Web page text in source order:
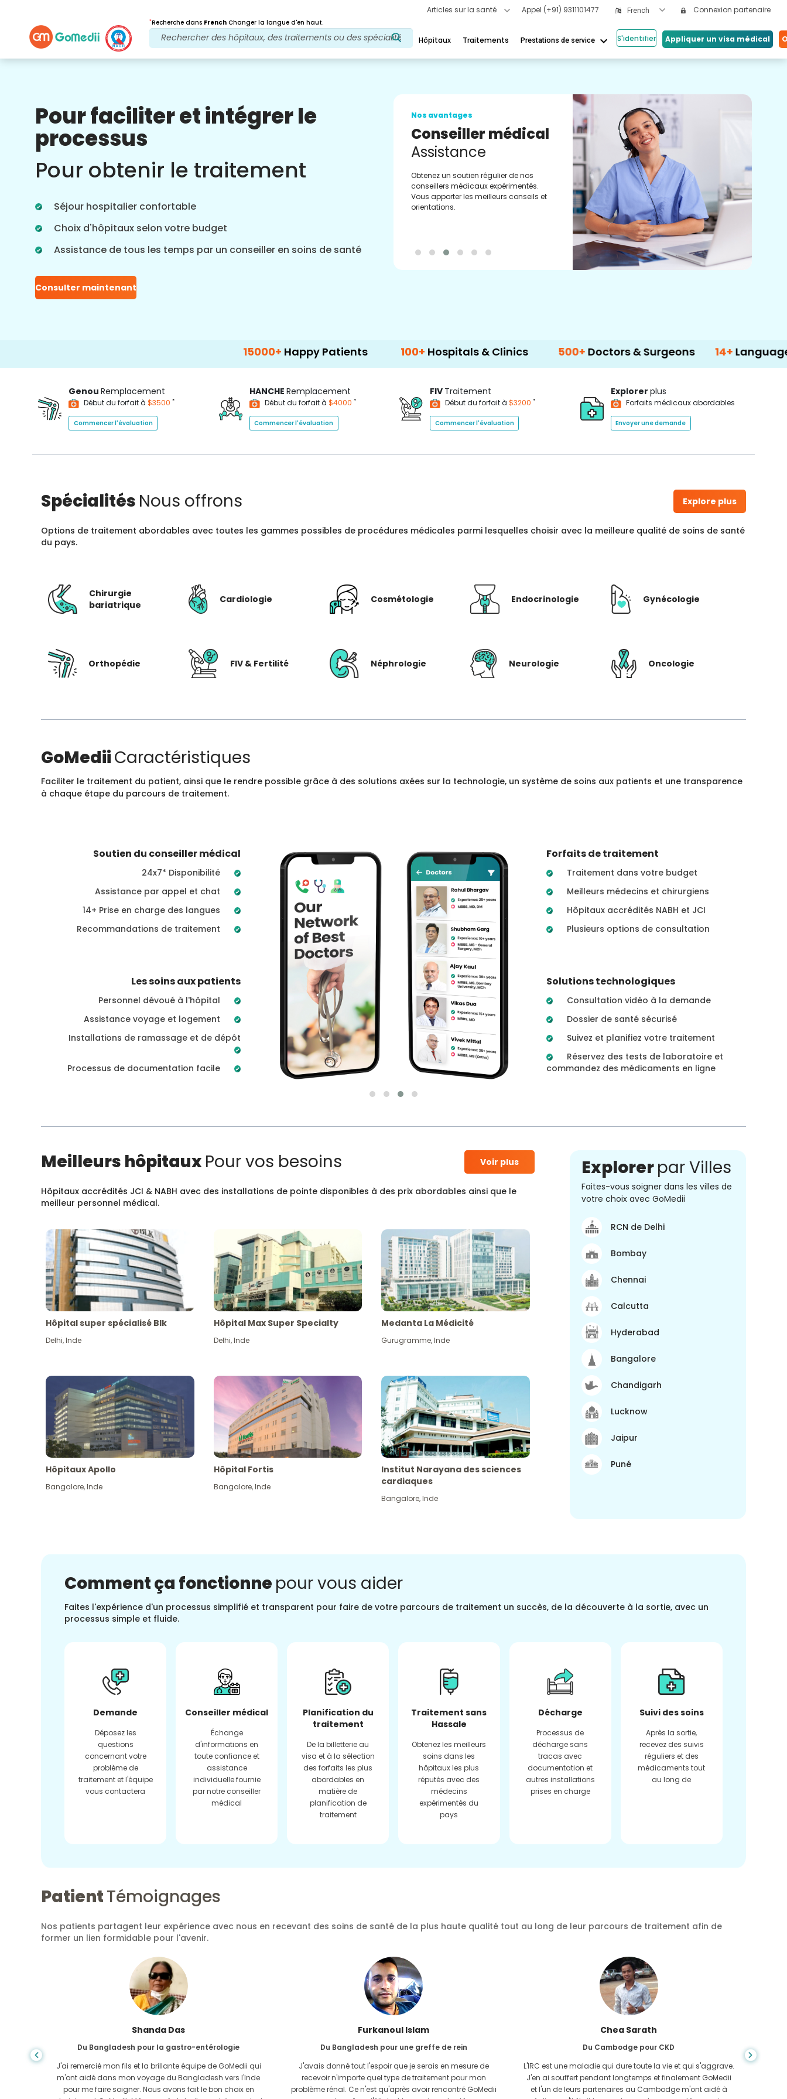
Articles sur la santé Appel (+91) 9311101477 French Connexion partenaire
*Recherche dans French Changer la langue d'en haut.
Hôpitaux Traitements Prestations de service keyboard_arrow_down S'identifier Appliquer un visa médical
Pour faciliter et intégrer le
processus
Pour obtenir le traitement
Séjour hospitalier confortable
Choix d'hôpitaux selon votre budget
Assistance de tous les temps par un conseiller en soins de santé
Consulter maintenant
Nos avantages
Après traitement
Suivi des soins
Bénéficiez d'une assistance médicale et
vos problèmes à tout moment. Mises à
traitement.
Nos avantages
Conseiller médical
Assistance
Obtenez un soutien régulier de nos
conseillers médicaux expérimentés.
Vous apporter les meilleurs conseils et
orientations.
15000+Happy Patients Hospitals & Clinics 500+Doctors & Surgeons 14+ Language
Genou Remplacement
Début du forfait à $3500 *
Commencer l'évaluation
HANCHE Remplacement
Début du forfait à $4000 *
Commencer l'évaluation
FIV Traitement
Début du forfait à $3200 *
Commencer l'évaluation
Explorer plus
Forfaits médicaux abordables
Envoyer une demande
Spécialités Nous offrons Explore plus
Options de traitement abordables avec toutes les gammes possibles de procédures médicales parmi lesquelles choisir avec la meilleure qualité de soins de santé
du pays.
Chirurgie
bariatrique
Cardiologie Cosmétologie Endocrinologie Gynécologie
Orthopédie FIV & Fertilité Néphrologie Neurologie Oncologie
GoMediiCaractéristiques
Faciliter le traitement du patient, ainsi que le rendre possible grâce à des solutions axées sur la technologie, un système de soins aux patients et une transparence
à chaque étape du parcours de traitement.
Soutien du conseiller médical
24x7* Disponibilité
Assistance par appel et chat
14+ Prise en charge des langues
Recommandations de traitement
Les soins aux patients
Personnel dévoué à l'hôpital
Assistance voyage et logement
Installations de ramassage et de dépôt
Processus de documentation facile
Forfaits de traitement
Traitement dans votre budget
Meilleurs médecins et chirurgiens
Hôpitaux accrédités NABH et JCI
Plusieurs options de consultation
Solutions technologiques
Consultation vidéo à la demande
Dossier de santé sécurisé
Suivez et planifiez votre traitement
Réservez des tests de laboratoire et
commandez des médicaments en ligne
Meilleurs hôpitauxPour vos besoins Voir plus
Hôpitaux accrédités JCI & NABH avec des installations de pointe disponibles à des prix abordables ainsi que le
meilleur personnel médical.
Hôpital super spécialisé Blk
Delhi,Inde
Hôpital Max Super Specialty
Delhi,Inde
Medanta La Médicité
Gurugramme,Inde
Hôpitaux Apollo
Bangalore,Inde
Hôpital Fortis
Bangalore,Inde
Institut Narayana des sciences
cardiaques
Bangalore,Inde
Explorerpar Villes
Faites-vous soigner dans les villes de
votre choix avec GoMedii
RCN de Delhi
Bombay
Chennai
Calcutta
Hyderabad
Bangalore
Chandigarh
Lucknow
Jaipur
Puné
Comment ça fonctionne pour vous aider
Faites l'expérience d'un processus simplifié et transparent pour faire de votre parcours de traitement un succès, de la découverte à la sortie, avec un
processus simple et fluide.
Demande
Déposez les
questions
concernant votre
problème de
traitement et l'équipe
vous contactera
Conseiller médical
Échange
d'informations en
toute confiance et
assistance
individuelle fournie
par notre conseiller
médical
Planification du
traitement
De la billetterie au
visa et à la sélection
des forfaits les plus
abordables en
matière de
planification de
traitement
Traitement sans
Hassale
Obtenez les meilleurs
soins dans les
hôpitaux les plus
réputés avec des
médecins
expérimentés du
pays
Décharge
Processus de
décharge sans
tracas avec
documentation et
autres installations
prises en charge
Suivi des soins
Après la sortie,
recevez des suivis
réguliers et des
médicaments tout
au long de
PatientTémoignages
Nos patients partagent leur expérience avec nous en recevant des soins de santé de la plus haute qualité tout au long de leur parcours de traitement afin de
former un lien formidable pour l'avenir.
Shanda Das
Du Bangladesh pour la gastro-entérologie
J'ai remercié mon fils et la brillante équipe de GoMedii qui
m'ont aidé dans mon voyage du Bangladesh vers l'Inde
pour me faire soigner. Nous avons fait le bon choix en
Furkanoul Islam
Du Bangladesh pour une greffe de rein
J'avais donné tout l'espoir que je serais en mesure de
recevoir n'importe quel type de traitement pour mon
problème rénal. Ce n'est qu'après avoir rencontré GoMedii
Chea Sarath
Du Cambodge pour CKD
L'IRC est une maladie qui dure toute la vie et qui s'aggrave.
J'en ai souffert pendant longtemps et finalement GoMedii
et l'un de leurs partenaires au Cambodge m'ont aidé à